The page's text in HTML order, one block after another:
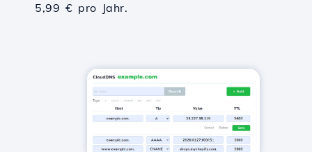
5,99 € pro Jahr.